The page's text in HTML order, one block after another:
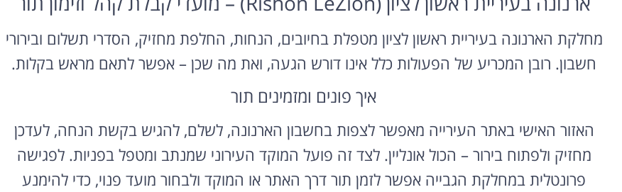
מחלקת הארנונה בעיריית ראשון לציון מטפלת בחיובים, הנחות, החלפת מחזיק, הסדרי תשלום ובירורי
חשבון. רובן המכריע של הפעולות כלל אינו דורש הגעה, ואת מה שכן – אפשר לתאם מראש בקלות.
איך פונים ומזמינים תור
האזור האישי באתר העירייה מאפשר לצפות בחשבון הארנונה, לשלם, להגיש בקשת הנחה, לעדכן
מחזיק ולפתוח בירור – הכול אונליין. לצד זה פועל המוקד העירוני שמנתב ומטפל בפניות. לפגישה
פרונטלית במחלקת הגבייה אפשר לזמן תור דרך האתר או המוקד ולבחור מועד פנוי, כדי להימנע